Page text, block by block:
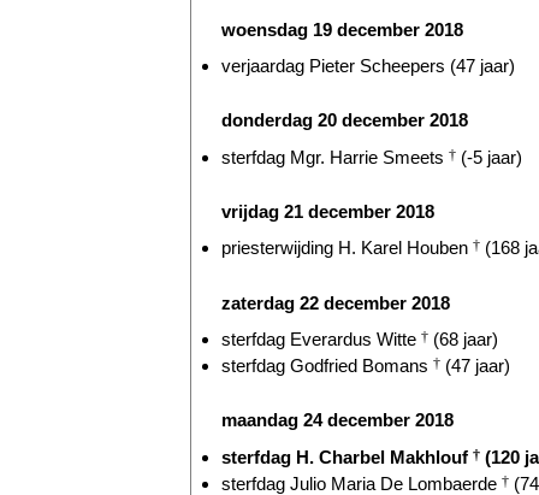
woensdag 19 december 2018
verjaardag Pieter Scheepers (47 jaar)
donderdag 20 december 2018
sterfdag Mgr. Harrie Smeets † (-5 jaar)
vrijdag 21 december 2018
priesterwijding H. Karel Houben † (168
zaterdag 22 december 2018
sterfdag Everardus Witte † (68 jaar)
sterfdag Godfried Bomans † (47 jaar)
maandag 24 december 2018
sterfdag H. Charbel Makhlouf † (120
sterfdag Julio Maria De Lombaerde †